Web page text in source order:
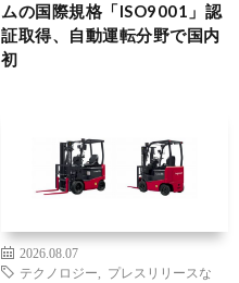
ムの国際規格「ISO9001」認
証取得、自動運転分野で国内
初
2026.08.07
テクノロジー
プレスリリースな